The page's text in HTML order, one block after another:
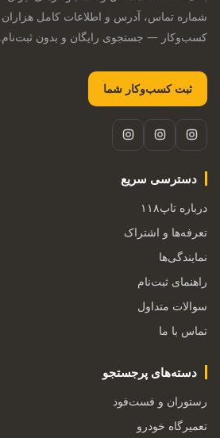
شماره تماس، آدرس و اطلاعات کامل هزاران
کسب‌وکار — جستجوی رایگان و بدون ثبت‌نام.
ثبت کسب‌وکار شما
دسترسی سریع
درباره تاپ۱۱۸
تعرفه‌ها و اشتراک
نمایندگی‌ها
راهنمای ثبت‌نام
سوالات متداول
تماس با ما
دسته‌های پرجستجو
رستوران و فست‌فود
تعمیرگاه خودرو